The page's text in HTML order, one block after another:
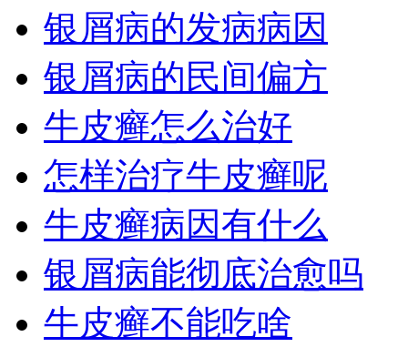
银屑病的发病病因
银屑病的民间偏方
牛皮癣怎么治好
怎样治疗牛皮癣呢
牛皮癣病因有什么
银屑病能彻底治愈吗
牛皮癣不能吃啥